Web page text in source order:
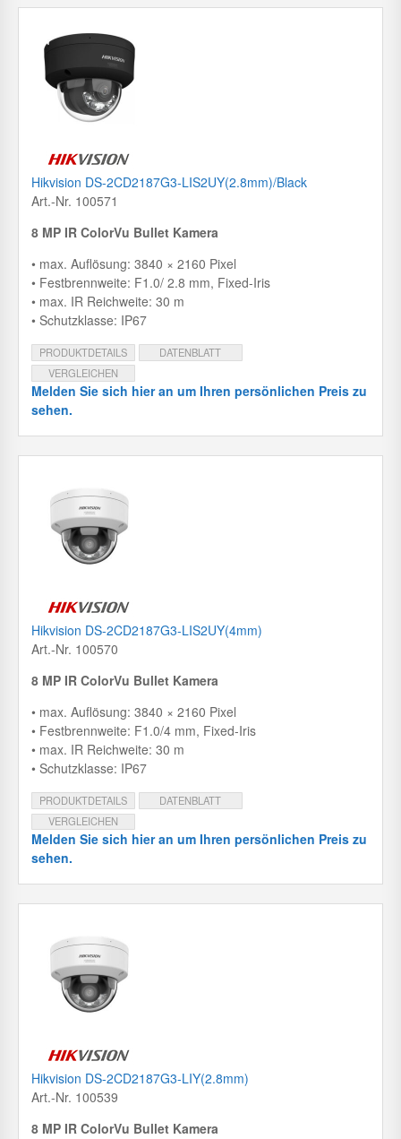
Hikvision DS-2CD2187G3-LIS2UY(2.8mm)/Black
Art.-Nr. 100571
8 MP IR ColorVu Bullet Kamera
• max. Auflösung: 3840 × 2160 Pixel
• Festbrennweite: F1.0/ 2.8 mm, Fixed-Iris
• max. IR Reichweite: 30 m
• Schutzklasse: IP67
PRODUKTDETAILS
DATENBLATT
VERGLEICHEN
Melden Sie sich hier an um Ihren persönlichen Preis zu
sehen.
Hikvision DS-2CD2187G3-LIS2UY(4mm)
Art.-Nr. 100570
8 MP IR ColorVu Bullet Kamera
• max. Auflösung: 3840 × 2160 Pixel
• Festbrennweite: F1.0/4 mm, Fixed-Iris
• max. IR Reichweite: 30 m
• Schutzklasse: IP67
PRODUKTDETAILS
DATENBLATT
VERGLEICHEN
Melden Sie sich hier an um Ihren persönlichen Preis zu
sehen.
Hikvision DS-2CD2187G3-LIY(2.8mm)
Art.-Nr. 100539
8 MP IR ColorVu Bullet Kamera